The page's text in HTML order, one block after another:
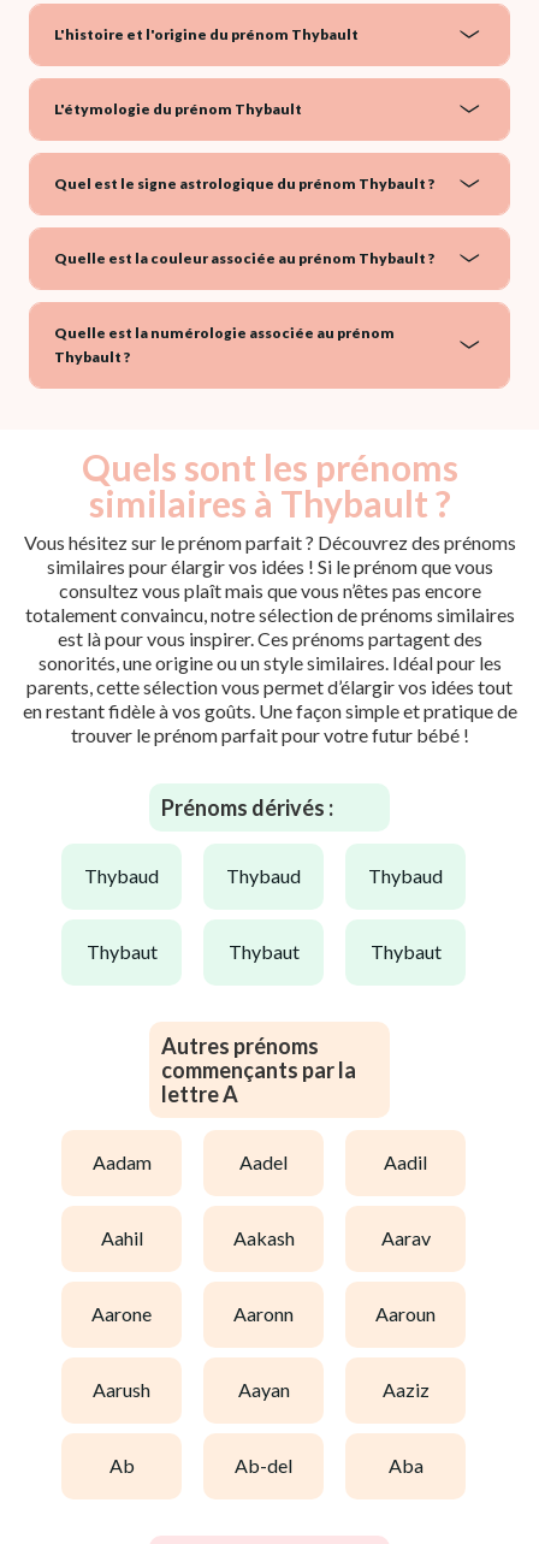
L'histoire et l'origine du prénom Thybault
L'étymologie du prénom Thybault
Quel est le signe astrologique du prénom Thybault ?
Quelle est la couleur associée au prénom Thybault ?
Quelle est la numérologie associée au prénom
Thybault ?
Quels sont les prénoms
similaires à Thybault ?
Vous hésitez sur le prénom parfait ? Découvrez des prénoms
similaires pour élargir vos idées ! Si le prénom que vous
consultez vous plaît mais que vous n’êtes pas encore
totalement convaincu, notre sélection de prénoms similaires
est là pour vous inspirer. Ces prénoms partagent des
sonorités, une origine ou un style similaires. Idéal pour les
parents, cette sélection vous permet d’élargir vos idées tout
en restant fidèle à vos goûts. Une façon simple et pratique de
trouver le prénom parfait pour votre futur bébé !
Prénoms dérivés :
thybaud thybaud thybaud
thybaut thybaut thybaut
Autres prénoms
commençants par la
lettre A
aadam aadel aadil
aahil aakash aarav
aarone aaronn aaroun
aarush aayan aaziz
ab ab-del aba